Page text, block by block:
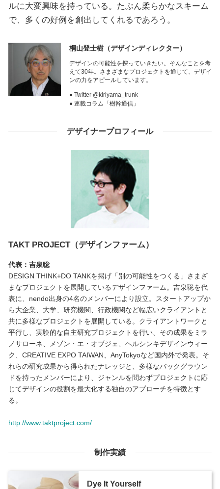
ルに大変興味を持っている。たぶん柔らかなスキーム
で、多くの好例を創出してくれるであろう。
桐山登士樹（デザインディレクター）
デザインの可能性を探っていきたい。そんなことを考
えて30年。さまざまなプロジェクトを通じて、デザイ
ンの力をアピールしています。
● Twitter @kiriyama_trunk
● 連載コラム「樹幹通信」
デザイナープロフィール
TAKT PROJECT（デザインファーム）
代表：吉泉聡
DESIGN THINK+DO TANKを掲げ「別の可能性をつくる」さまざ
まなプロジェクトを展開しているデザインファーム。吉泉聡を代
表に、nendo出身の4名のメンバーにより設立。スタートアップか
ら大企業、大学、研究機関、行政機関など幅広いクライアントと
共に多様なプロジェクトを展開している。クライアントワークと
平行し、実験的な自主研究プロジェクトを行い、その成果をミラ
ノサローネ、メゾン・エ・オブジェ、ヘルシンキデザインウィー
ク、CREATIVE EXPO TAIWAN、AnyTokyoなど国内外で発表。そ
れらの研究成果から得られたナレッジと、多様なバックグラウン
ドを持ったメンバーにより、ジャンルを問わずプロジェクトに応
じてデザインの役割を最大化する独自のアプローチを特徴とす
る。
http://www.taktproject.com/
制作実績
Dye It Yourself